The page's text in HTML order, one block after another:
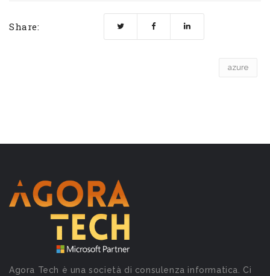
Share:
azure
Agora Tech è una società di consulenza informatica. Ci